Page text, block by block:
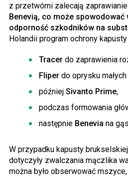
z przetwórni zalecają zaprawianie
Benevią, co może
odporność szkodników na
Holandii program ochrony
Tracer do zaprawienia
Fliper do oprysku
później Sivanto Prime,
podczas formowania
następnie Benevia na
W przypadku kapusty
dotyczyły zwalczania mączlika
można było obserwować